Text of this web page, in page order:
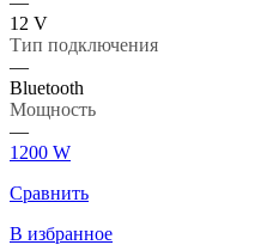
12 V
Тип подключения
—
Bluetooth
Мощность
—
1200 W
Сравнить
В избранное